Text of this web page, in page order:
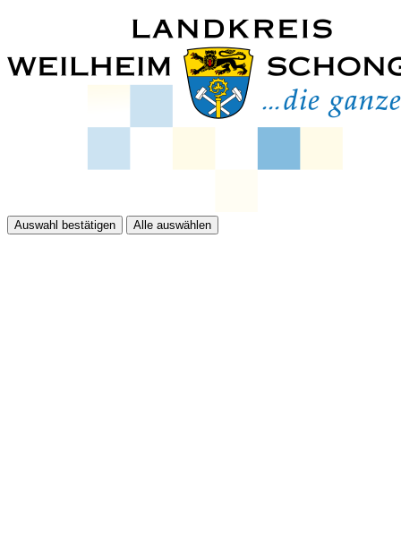
Auswahl bestätigen Alle auswählen